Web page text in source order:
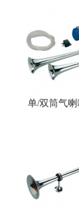
单/双筒气喇